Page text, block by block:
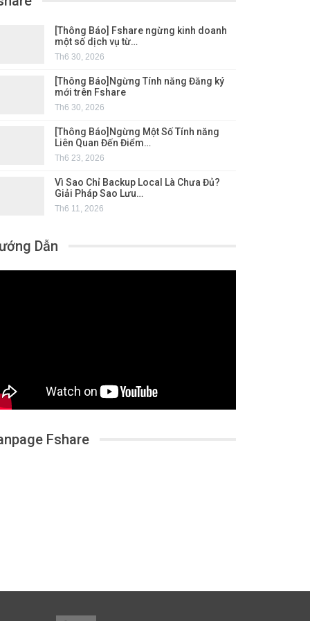
[Thông Báo] Fshare ngừng kinh doanh
một số dịch vụ từ…
Th6 30, 2026
[Thông Báo]Ngừng Tính năng Đăng ký
mới trên Fshare
Th6 30, 2026
[Thông Báo]Ngừng Một Số Tính năng
Liên Quan Đến Điểm…
Th6 23, 2026
Vì Sao Chỉ Backup Local Là Chưa Đủ?
Giải Pháp Sao Lưu…
Th6 11, 2026
Dẫn
Fshare